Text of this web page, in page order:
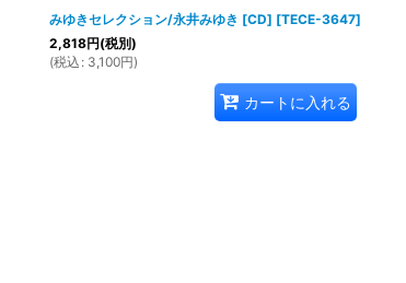
みゆきセレクション/永井みゆき [CD] [TECE-3647]
2,818円(税別)
(税込 : 3,100円)
カートに入れる